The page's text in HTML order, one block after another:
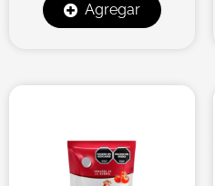
Agregar